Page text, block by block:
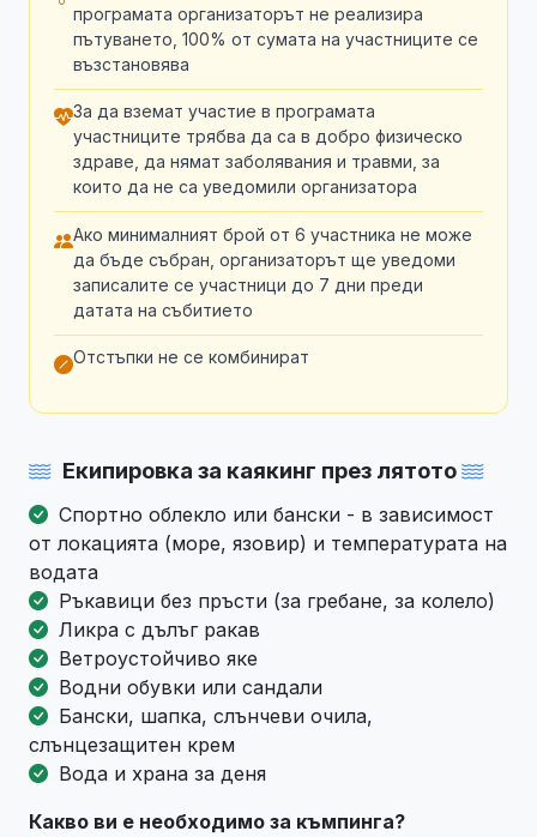
програмата организаторът не реализира
пътуването, 100% от сумата на участниците се
възстановява
За да вземат участие в програмата
участниците трябва да са в добро физическо
здраве, да нямат заболявания и травми, за
които да не са уведомили организатора
Ако минималният брой от 6 участника не може
да бъде събран, организаторът ще уведоми
записалите се участници до 7 дни преди
датата на събитието
Отстъпки не се комбинират
Екипировка за каякинг през лятото
Спортно облекло или бански - в зависимост
от локацията (море, язовир) и температурата на
водата
Ръкавици без пръсти (за гребане, за колело)
Ликра с дълъг ракав
Ветроустойчиво яке
Водни обувки или сандали
Бански, шапка, слънчеви очила,
слънцезащитен крем
Вода и храна за деня
Какво ви е необходимо за къмпинга?